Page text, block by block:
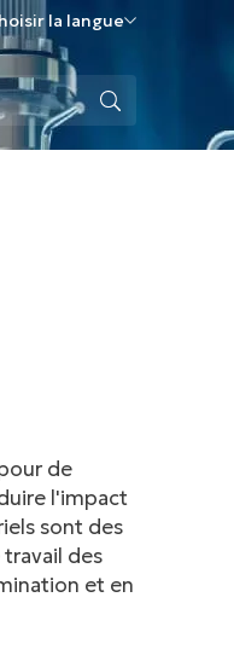
la langue
de
l'impact
sont des
des
et en